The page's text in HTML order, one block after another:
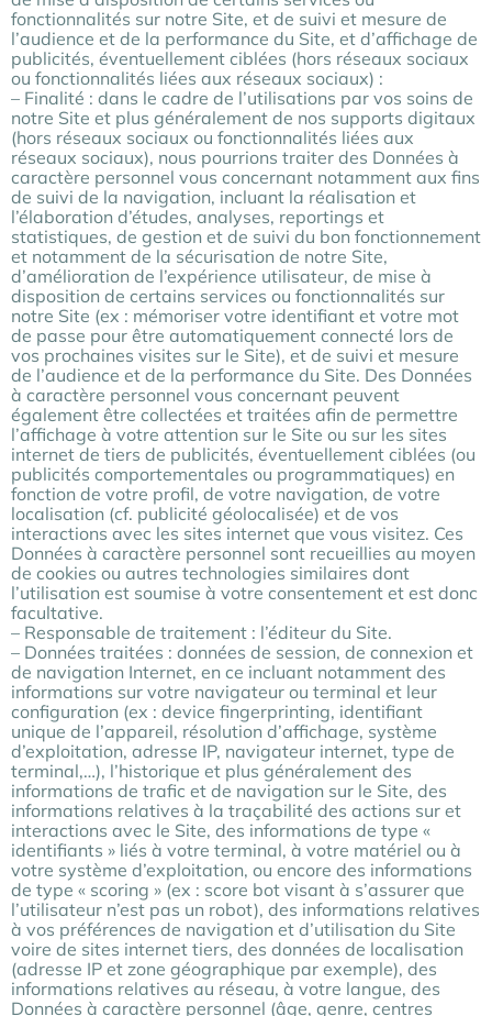
fonctionnalités sur notre Site, et de suivi et mesure de
l’audience et de la performance du Site, et d’affichage de
publicités, éventuellement ciblées (hors réseaux sociaux
ou fonctionnalités liées aux réseaux sociaux) :
– Finalité : dans le cadre de l’utilisations par vos soins de
notre Site et plus généralement de nos supports digitaux
(hors réseaux sociaux ou fonctionnalités liées aux
réseaux sociaux), nous pourrions traiter des Données à
caractère personnel vous concernant notamment aux fins
de suivi de la navigation, incluant la réalisation et
l’élaboration d’études, analyses, reportings et
statistiques, de gestion et de suivi du bon fonctionnement
et notamment de la sécurisation de notre Site,
d’amélioration de l’expérience utilisateur, de mise à
disposition de certains services ou fonctionnalités sur
notre Site (ex : mémoriser votre identifiant et votre mot
de passe pour être automatiquement connecté lors de
vos prochaines visites sur le Site), et de suivi et mesure
de l’audience et de la performance du Site. Des Données
à caractère personnel vous concernant peuvent
également être collectées et traitées afin de permettre
l’affichage à votre attention sur le Site ou sur les sites
internet de tiers de publicités, éventuellement ciblées (ou
publicités comportementales ou programmatiques) en
fonction de votre profil, de votre navigation, de votre
localisation (cf. publicité géolocalisée) et de vos
interactions avec les sites internet que vous visitez. Ces
Données à caractère personnel sont recueillies au moyen
de cookies ou autres technologies similaires dont
l’utilisation est soumise à votre consentement et est donc
facultative.
– Responsable de traitement : l’éditeur du Site.
– Données traitées : données de session, de connexion et
de navigation Internet, en ce incluant notamment des
informations sur votre navigateur ou terminal et leur
configuration (ex : device fingerprinting, identifiant
unique de l’appareil, résolution d’affichage, système
d’exploitation, adresse IP, navigateur internet, type de
terminal,…), l’historique et plus généralement des
informations de trafic et de navigation sur le Site, des
informations relatives à la traçabilité des actions sur et
interactions avec le Site, des informations de type «
identifiants » liés à votre terminal, à votre matériel ou à
votre système d’exploitation, ou encore des informations
de type « scoring » (ex : score bot visant à s’assurer que
l’utilisateur n’est pas un robot), des informations relatives
à vos préférences de navigation et d’utilisation du Site
voire de sites internet tiers, des données de localisation
(adresse IP et zone géographique par exemple), des
informations relatives au réseau, à votre langue, des
Données à caractère personnel (âge, genre, centres